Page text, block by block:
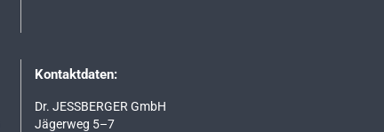
Kontaktdaten:
Dr. JESSBERGER GmbH
Jägerweg 5–7